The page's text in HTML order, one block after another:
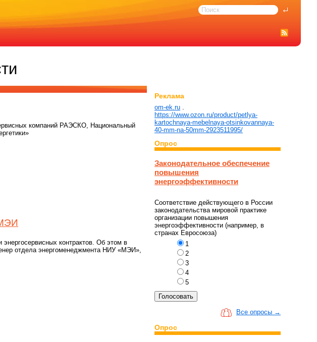
компаний РАЭСКО, Национальный
контрактов. Об этом в
отдела энергоменеджмента НИУ «МЭИ»,
Реклама
om-ek.ru
https://www.ozon.ru/product/petlya-
kartochnaya-mebelnaya-otsinkovannaya-
40-mm-na-50mm-2923511995/
Опрос
Законодательное обеспечение
повышения
энергоэффективности
Соответствие действующего в России
законодательства мировой практике
организации повышения
энергоэффективности (например, в
странах Евросоюза)
1
2
3
4
5
Все опросы →
Опрос